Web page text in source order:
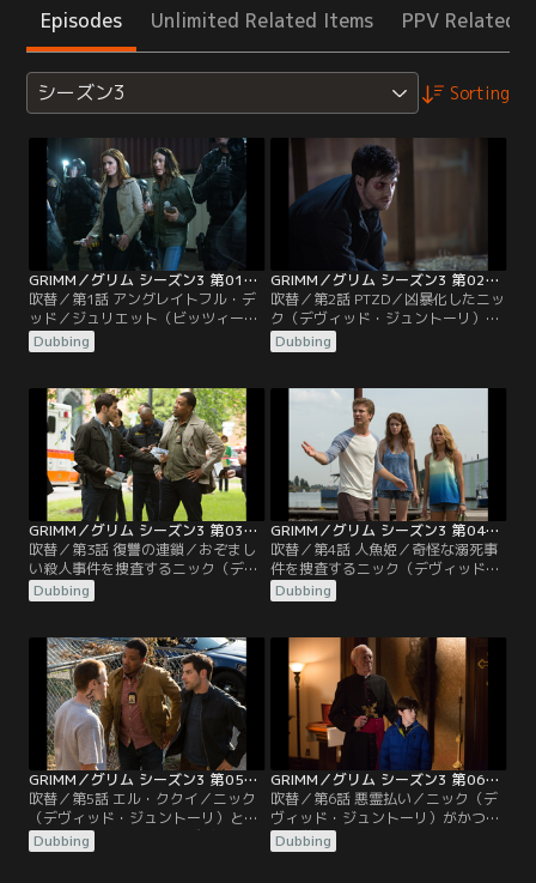
Episodes Unlimited Related Items PPV Related
シーズン3 Sorting
GRIMM／グリム シーズン3 第01話／吹替
吹替／第1話 アングレイトフル・デ
ッド／ジュリエット（ビッツィー・
トゥロック）、モンロー（サイラ
ス・ウェイア・ミッチェル）、ロザ
（ラッセル・ホーンズビー）の応援
を得て、ゾンビの襲撃を防ぎなが
ら、ニック（デヴィッド・ジュント
ーリ）はどうなったのか調べようと
する。真実を知るレナード警部（サ
ッシャ・ロイズ）は…。
Dubbing
GRIMM／グリム シーズン3 第02話／吹替
吹替／第2話 PTZD／凶暴化したニッ
ク（デヴィッド・ジュントーリ）を
追跡するモンロー（サイラス・ウェ
イア・ミッチェル）、ハンク（ラッ
（ブリー・ターナー）、ジュリエッ
ト（ビッツィー・トゥロック）。被
害が広がる前に捜し出して回復させ
ねばならない。レナード警部（サッ
シャ・ロイズ）はゾンビ騒ぎの後片
付け。
Dubbing
GRIMM／グリム シーズン3 第03話／吹替
吹替／第3話 復讐の連鎖／おぞまし
い殺人事件を捜査するニック（デヴ
ィッド・ジュントーリ）とハンク
（ラッセル・ホーンズビー）。ニッ
ア・ミッチェル）がよく知る宿敵同
士の争いがまた始まったのだ。王家
の一員の死の知らせを受けて、大物
たちが動き始めている。一方で、ニ
ックは最近の事件にもかかわら
ず…。
Dubbing
GRIMM／グリム シーズン3 第04話／吹替
吹替／第4話 人魚姫／奇怪な溺死事
件を捜査するニック（デヴィッド・
ジュントーリ）とハンク（ラッセ
ル・ホーンズビー）。犠牲者の足首
後に死をもたらす水生ヴェッセンの
一族か…。ロザリー（ブリー・ター
ナー）はモンロー（サイラス・ウェ
イア・ミッチェル）の家で荷解き。
レナード警部（サッシャ・ロイズ）
は王族の…。
Dubbing
GRIMM／グリム シーズン3 第05話／吹替
吹替／第5話 エル・ククイ／ニック
（デヴィッド・ジュントーリ）とハ
ンク（ラッセル・ホーンズビー）が
捜査する一連の事件は、現場周辺に
Dubbing
GRIMM／グリム シーズン3 第06話／吹替
吹替／第6話 悪霊払い／ニック（デ
ヴィッド・ジュントーリ）がかつて
ない厳しい試練に直面する。ニック
とハンク（ラッセル・ホーンズビ
Dubbing